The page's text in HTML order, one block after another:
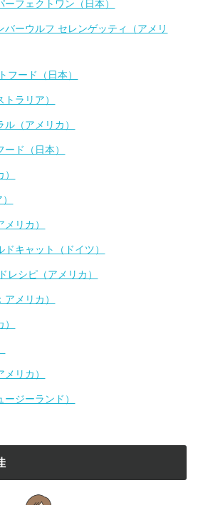
ーフェクトワン（日本）
バーウルフ セレンゲッティ（アメリ
フード（日本）
トラリア）
（アメリカ）
ド（日本）
リカ）
ドキャット（ドイツ）
レシピ（アメリカ）
メリカ）
リカ）
ジーランド）